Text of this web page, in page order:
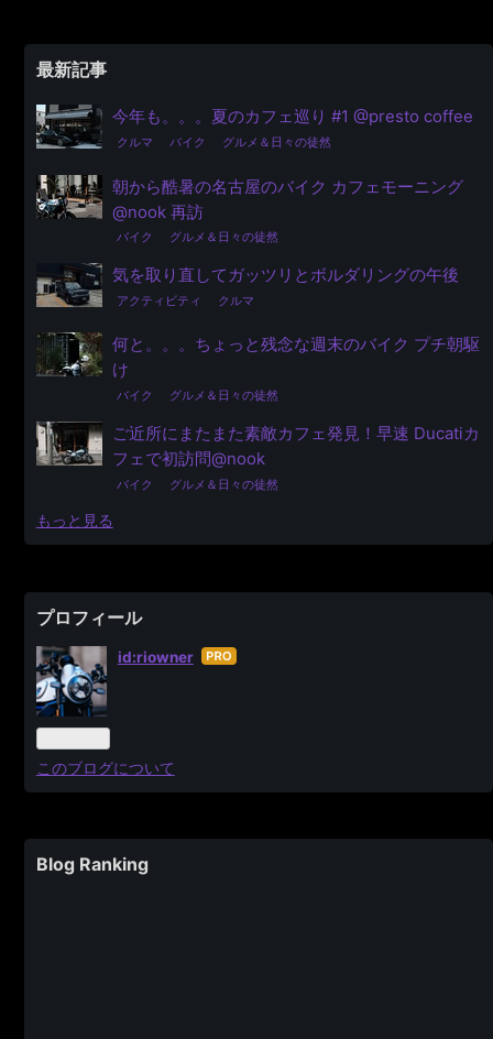
最新記事
今年も。。。夏のカフェ巡り #1 @presto coffee
クルマ バイク グルメ＆日々の徒然
朝から酷暑の名古屋のバイク カフェモーニング
@nook 再訪
バイク グルメ＆日々の徒然
気を取り直してガッツリとボルダリングの午後
アクティビティ クルマ
何と。。。ちょっと残念な週末のバイク プチ朝駆
け
バイク グルメ＆日々の徒然
ご近所にまたまた素敵カフェ発見！早速 Ducatiカ
フェで初訪問@nook
バイク グルメ＆日々の徒然
もっと見る
プロフィール
id:riowner はて
このブログについて
Blog Ranking